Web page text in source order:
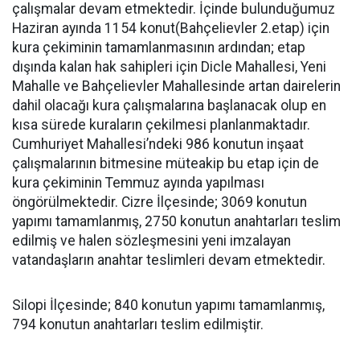
çalışmalar devam etmektedir. İçinde bulunduğumuz
Haziran ayında 1154 konut(Bahçelievler 2.etap) için
kura çekiminin tamamlanmasının ardından; etap
dışında kalan hak sahipleri için Dicle Mahallesi, Yeni
Mahalle ve Bahçelievler Mahallesinde artan dairelerin
dahil olacağı kura çalışmalarına başlanacak olup en
kısa sürede kuraların çekilmesi planlanmaktadır.
Cumhuriyet Mahallesi’ndeki 986 konutun inşaat
çalışmalarının bitmesine müteakip bu etap için de
kura çekiminin Temmuz ayında yapılması
öngörülmektedir. Cizre İlçesinde; 3069 konutun
yapımı tamamlanmış, 2750 konutun anahtarları teslim
edilmiş ve halen sözleşmesini yeni imzalayan
vatandaşların anahtar teslimleri devam etmektedir.
Silopi İlçesinde; 840 konutun yapımı tamamlanmış,
794 konutun anahtarları teslim edilmiştir.